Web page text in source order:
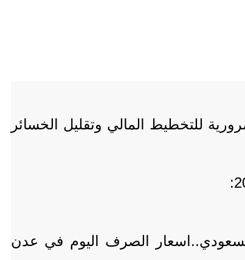
للتخطيط المالي وتقليل الخسائر
السعودي..اسعار الصرف اليوم في عدن